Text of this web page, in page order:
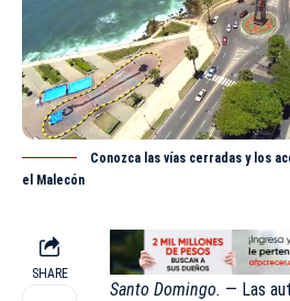
Conozca las vías cerradas y los
el Malecón
SHARE
Santo Domingo. — Las